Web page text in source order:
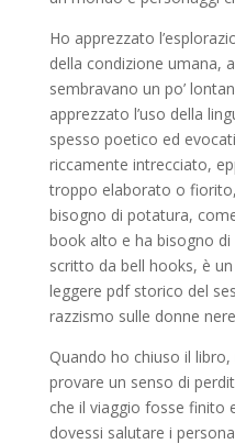
Ho apprezzato
della condizione umana,
sembravano un po’
apprezzato l’uso della
spesso poetico ed
riccamente intrecciato,
troppo elaborato o
bisogno di potatura,
book alto e ha bisogno
scritto da bell hooks, è
leggere pdf storico del
razzismo sulle donne
Quando ho chiuso il
provare un senso di
che il viaggio fosse finito
dovessi salutare i